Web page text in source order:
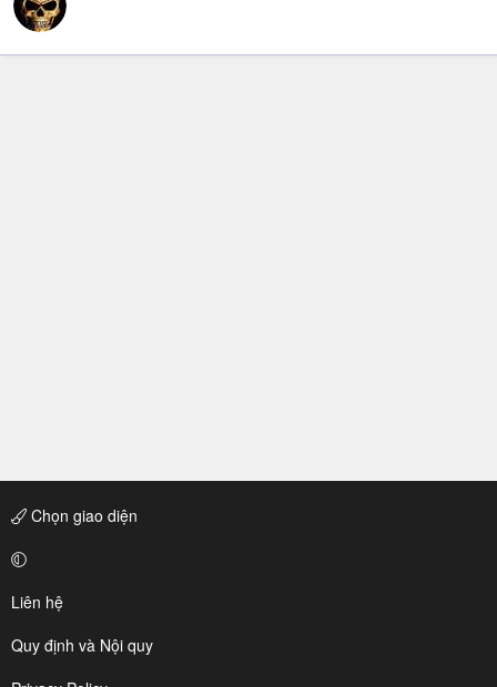
Chọn giao diện
Liên hệ
Quy định và Nội quy